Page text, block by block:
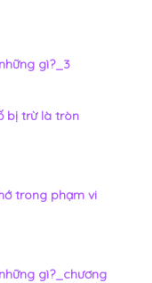
gì?_3
bị trừ là tròn
trong phạm vi
gì?_chương